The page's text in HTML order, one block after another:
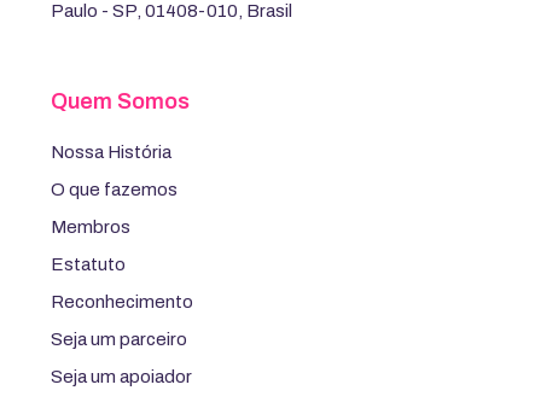
Paulo - SP, 01408-010, Brasil
Quem Somos
Nossa História
O que fazemos
Membros
Estatuto
Reconhecimento
Seja um parceiro
Seja um apoiador